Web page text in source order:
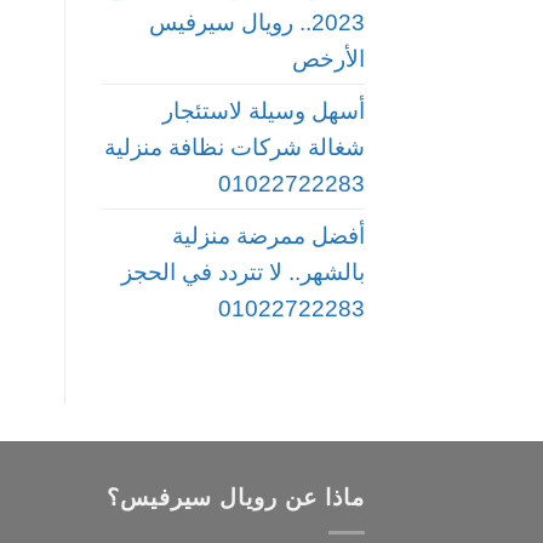
2023.. رويال سيرفيس
الأرخص
أسهل وسيلة لاستئجار
شغالة شركات نظافة منزلية
01022722283
أفضل ممرضة منزلية
بالشهر.. لا تتردد في الحجز
01022722283
ماذا عن رويال سيرفيس؟